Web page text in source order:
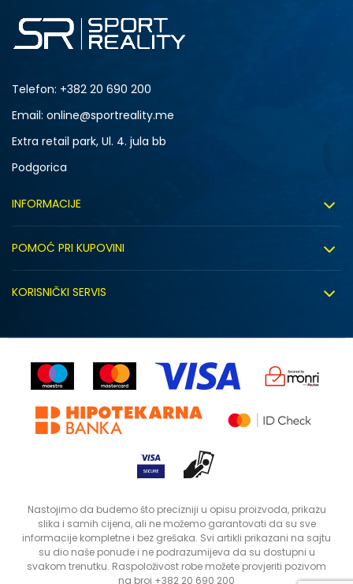
Telefon: +382 20 690 200
Email: online@sportreality.me
Extra retail park, Ul. 4. jula bb
Podgorica
INFORMACIJE
Zapošljavanje
Sindikalna prodaja
Kontakt
Prodavnice
POMOĆ PRI KUPOVINI
Kako kupiti
Uputstvo za registraciju
KORISNIČKI SERVIS
Reklamacije
Povrat robe i povrat sredstava
Status porudžbine
Nastojimo da budemo što precizniji u opisu proizvoda, prikazu
slika i samih cijena, ali ne možemo garantovati da su sve
informacije kompletne i bez grešaka. Svi artikli prikazani na sajtu
su dio naše ponude i ne podrazumijeva da su dostupni u
svakom trenutku. Raspoloživost robe možete provjeriti pozivom
na broj +382 20 690 200